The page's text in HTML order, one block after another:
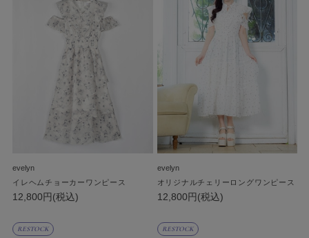
evelyn
イレヘムチョーカーワンピース
12,800円(税込)
evelyn
オリジナルチェリーロングワンピース
12,800円(税込)
RESTOCK RESTOCK